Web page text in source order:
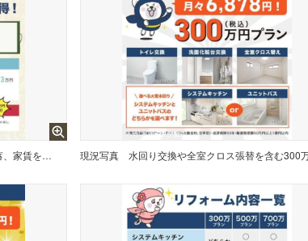
今すぐ購入する場合と5年間貯蓄、家賃を支払う場合は、480万円の差が生まれます！ 現況写真